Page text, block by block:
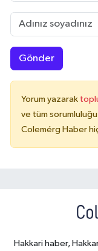
Gönder
Yorum yazarak
ve tüm
Colemérg Haber
Hakkari haber,